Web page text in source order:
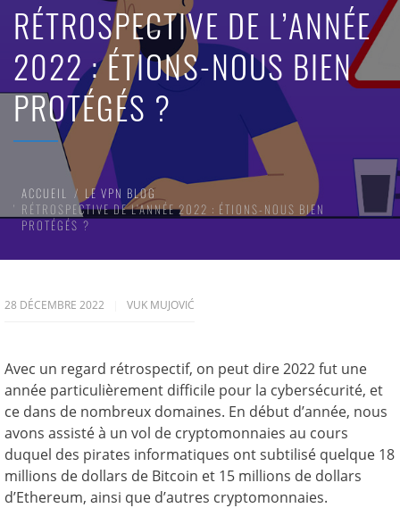
RÉTROSPECTIVE DE L’ANNÉE
2022 : ÉTIONS-NOUS BIEN
PROTÉGÉS ?
ACCUEIL
LE VPN BLOG
RÉTROSPECTIVE DE L’ANNÉE 2022 : ÉTIONS-NOUS BIEN
PROTÉGÉS ?
28 DÉCEMBRE 2022 VUK MUJOVIĆ
Avec un regard rétrospectif, on peut dire 2022 fut une
année particulièrement difficile pour la cybersécurité, et
ce dans de nombreux domaines. En début d’année, nous
avons assisté à un vol de cryptomonnaies au cours
duquel des pirates informatiques ont subtilisé quelque 18
millions de dollars de Bitcoin et 15 millions de dollars
d’Ethereum, ainsi que d’autres cryptomonnaies.